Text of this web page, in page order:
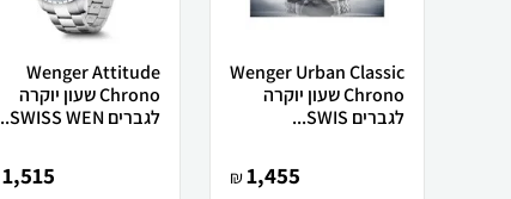
Wenger Urban Classic
Chrono שעון יוקרה
לגברים SWIS...
1,455
₪
Wenger Attitude
Chrono שעון יוקרה
לגברים SWISS WEN...
1,515